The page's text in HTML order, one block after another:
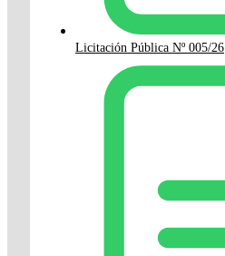
Licitación Pública Nº 005/26